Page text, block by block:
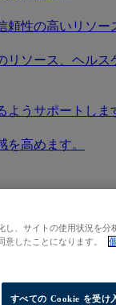
性の高いリソー
リソース、ヘル
うサポートしま
高めます。
し、サイトの使用状況を分
意したことになります。
すべての Cookie を受け